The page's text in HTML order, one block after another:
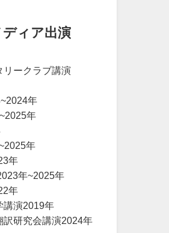
ディア出演
リークラブ講演
年
年
年
年
年~2025年
年
講演2019年
訳研究会講演2024年